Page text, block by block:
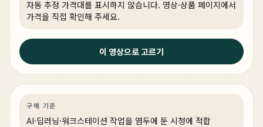
자동 추정 가격대를 표시하지 않습니다. 영상·상품 페이지에서
가격을 직접 확인해 주세요.
이 영상으로 고르기
AI·딥러닝
2주 전
현존최강 9955WX에 5090 두개 ! 뭐하냐고 ? Ai 인 공 지
능 !!
구매 기준
AI·딥러닝·워크스테이션 작업을 염두에 둔 시청에 적합